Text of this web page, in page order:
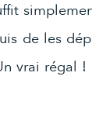
de les
vrai régal !